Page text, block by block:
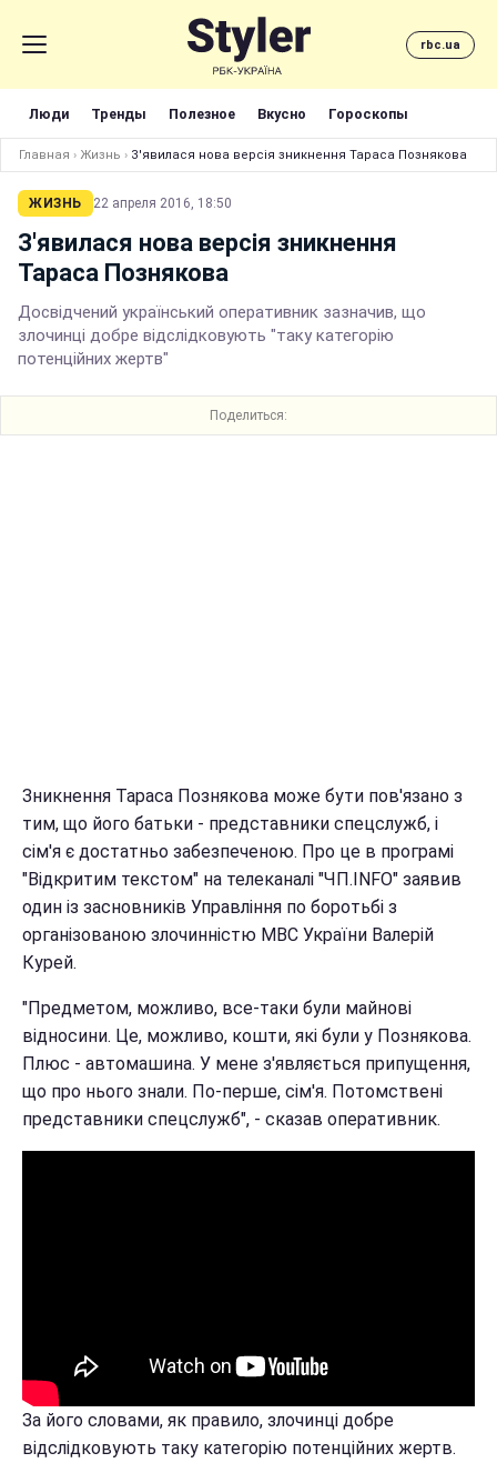
rbc.ua
Люди Тренды Полезное Вкусно Гороскопы
Главная › Жизнь › З'явилася нова версія зникнення Тараса Познякова
ЖИЗНЬ 22 апреля 2016, 18:50
З'явилася нова версія зникнення
Тараса Познякова
Досвідчений український оперативник зазначив, що
злочинці добре відслідковують "таку категорію
потенційних жертв"
Поделиться:
Зникнення Тараса Познякова може бути пов'язано з
тим, що його батьки - представники спецслужб, і
сім'я є достатньо забезпеченою. Про це в програмі
"Відкритим текстом" на телеканалі "ЧП.INFO" заявив
один із засновників Управління по боротьбі з
організованою злочинністю МВС України Валерій
Курей.
"Предметом, можливо, все-таки були майнові
відносини. Це, можливо, кошти, які були у Познякова.
Плюс - автомашина. У мене з'являється припущення,
що про нього знали. По-перше, сім'я. Потомствені
представники спецслужб", - сказав оперативник.
За його словами, як правило, злочинці добре
відслідковують таку категорію потенційних жертв.